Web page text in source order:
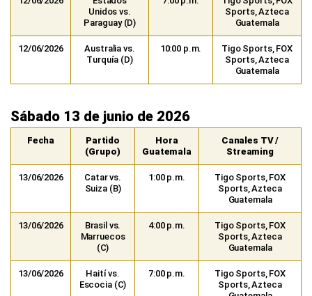
Unidos vs.
Paraguay (D)
Sports, Azteca
Guatemala
12/06/2026
Australia vs.
Turquía (D)
10:00 p.m.
Tigo Sports, FOX
Sports, Azteca
Guatemala
Sábado 13 de junio de 2026
Fecha
Partido
(Grupo)
Hora
Guatemala
Canales TV /
Streaming
13/06/2026
Catar vs.
Suiza (B)
1:00 p.m.
Tigo Sports, FOX
Sports, Azteca
Guatemala
13/06/2026
Brasil vs.
Marruecos
(C)
4:00 p.m.
Tigo Sports, FOX
Sports, Azteca
Guatemala
13/06/2026
Haití vs.
Escocia (C)
7:00 p.m.
Tigo Sports, FOX
Sports, Azteca